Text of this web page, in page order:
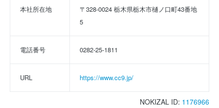
本社所在地
〒328-0024 栃木県栃木市樋ノ口町43番地
5
電話番号 0282-25-1811
URL https://www.cc9.jp/
NOKIZAL ID: 1176966